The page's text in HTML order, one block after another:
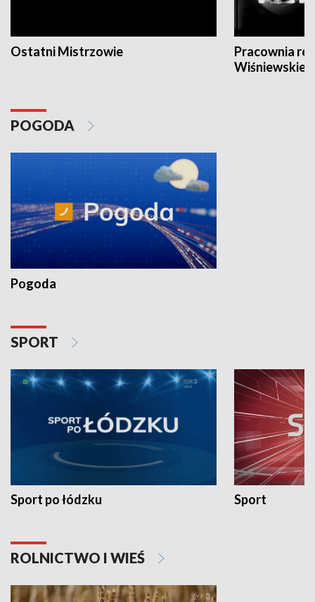
Ostatni Mistrzowie
Pracownia
POGODA
Pogoda
SPORT
Sport po łódzku Sport
ROLNICTWO I WIEŚ